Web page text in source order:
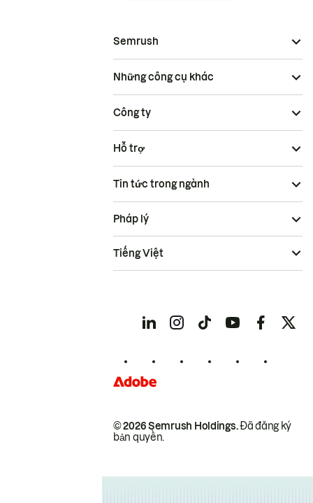
Semrush
Những công cụ khác
Công ty
Hỗ trợ
Tin tức trong ngành
© 2026 Semrush Holdings.Đã đăng ký
bản quyền.
Pháp lý
Tiếng Việt